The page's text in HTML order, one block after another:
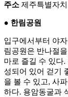
주소 제주특별자
● 한림공원
입구에서부터 야
림공원은 반나절
마로 즐길 수 있다
성되어 있어 걷기
을 볼 수 있고, 사
하다. 용암동굴과